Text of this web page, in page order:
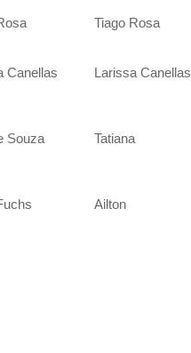
Tiago Rosa
Canellas Larissa Canellas
Souza Tatiana
Ailton